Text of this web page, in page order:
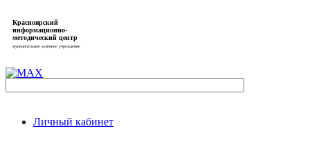
Красноярский
информационно-
методический центр
муниципальное казённое учреждение
Личный кабинет